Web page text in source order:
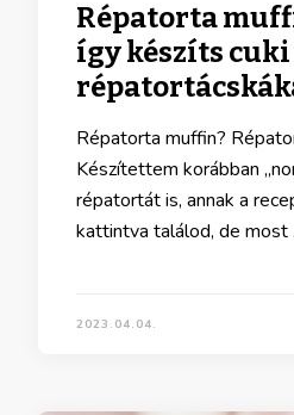
Répatorta
így készíts
Répatorta muffin?
Készítettem korábban
répatortát is, annak a
kattintva találod, de most
2023.04.04.